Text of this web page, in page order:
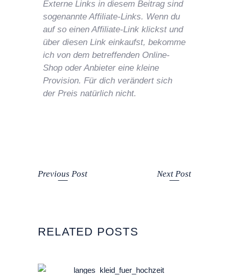
Externe Links in diesem Beitrag sind
sogenannte Affiliate-Links. Wenn du
auf so einen Affiliate-Link klickst und
über diesen Link einkaufst, bekomme
ich von dem betreffenden Online-
Shop oder Anbieter eine kleine
Provision. Für dich verändert sich
der Preis natürlich nicht.
Previous Post Next Post
RELATED POSTS